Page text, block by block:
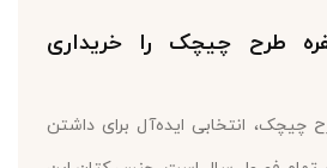
طرح چیچک را خریداری
چیچک، انتخابی ایده‌آل برای داشتن